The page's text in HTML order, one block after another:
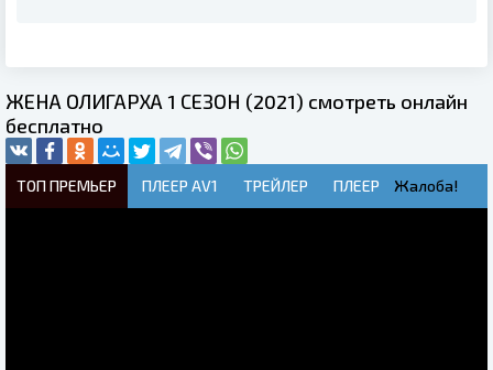
ЖЕНА ОЛИГАРХА 1 СЕЗОН (2021) смотреть онлайн
бесплатно
ТОП ПРЕМЬЕР ПЛЕЕР AV1 ТРЕЙЛЕР ПЛЕЕР Жалоба!